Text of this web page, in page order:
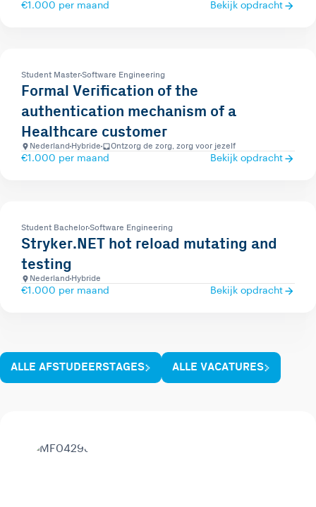
€1.000 per maand Bekijk opdracht
Student MasterSoftware Engineering
Formal Verification of the
authentication mechanism of a
Healthcare customer
Nederland Hybride Ontzorg de zorg, zorg voor jezelf
€1.000 per maand Bekijk opdracht
Student BachelorSoftware Engineering
Stryker.NET hot reload mutating and
testing
Nederland Hybride
€1.000 per maand Bekijk opdracht
ALLE AFSTUDEERSTAGES ALLE VACATURES